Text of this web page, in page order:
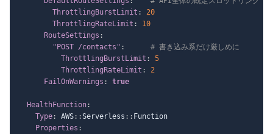
ThrottlingBurstLimit :
20
ThrottlingRateLimit :
10
RouteSettings :
"POST /contacts" :
# 書き込み系だけ厳しめに
ThrottlingBurstLimit :
5
ThrottlingRateLimit :
2
FailOnWarnings : true
HealthFunction:
Type: AWS: :Serverless : : Function
Properties :